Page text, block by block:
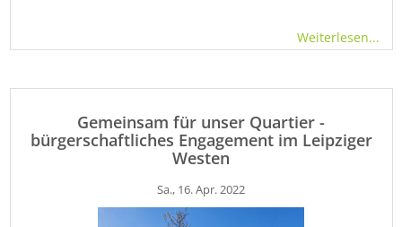
Weiterlesen...
Gemeinsam für unser Quartier -
bürgerschaftliches Engagement im Leipziger
Westen
Sa., 16. Apr. 2022